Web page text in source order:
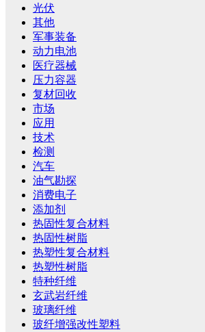
光伏
其他
军事装备
动力电池
医疗器械
压力容器
复材回收
市场
应用
技术
检测
汽车
油气勘探
消费电子
添加剂
热固性复合材料
热固性树脂
热塑性复合材料
热塑性树脂
特种纤维
玄武岩纤维
玻璃纤维
玻纤增强改性塑料